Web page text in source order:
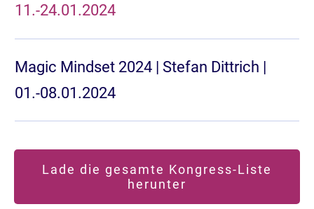
11.-24.01.2024
Magic Mindset 2024 | Stefan Dittrich |
01.-08.01.2024
Lade die gesamte Kongress-Liste
herunter